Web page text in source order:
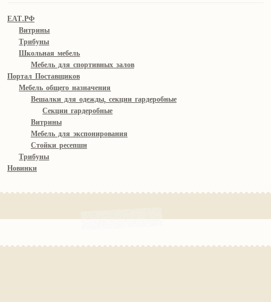
ЕАТ.РФ
Витрины
Трибуны
Школьная мебель
Мебель для спортивных залов
Портал Поставщиков
Мебель общего назначения
Вешалки для одежды, секции гардеробные
Секции гардеробные
Витрины
Мебель для экспонирования
Стойки ресепшн
Трибуны
Новинки